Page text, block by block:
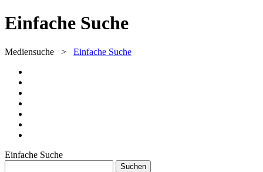
Einfache Suche
Mediensuche > Einfache Suche
Einfache Suche